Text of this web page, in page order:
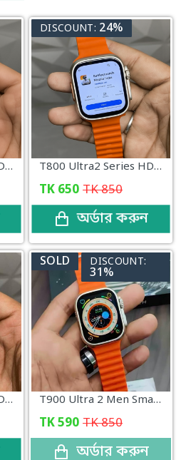
T800 Ultra2 Series HD Touch Display Fitness Tracking Android Smart Watch (White)
DISCOUNT: 24%
T800 Ultra2 Series HD Touch Display Fitness Tracking Android Smart Watch (Orange)
TK 650 TK850
অর্ডার করুন
T800 Ultra2 Series HD Touch Display Fitness Tracking Android Smart Watch (Black)
SOLD DISCOUNT:
31%
T900 Ultra 2 Men Smart Watch 2.3" HD Touch Screen Bluetooth Calling Sleep Sports Watch (Orange)
TK590 TK850
অর্ডার করুন